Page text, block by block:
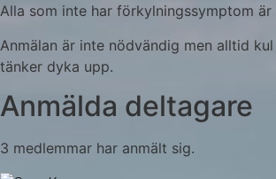
Alla som inte har förkylningssymptom är
Anmälan är inte nödvändig men alltid
tänker dyka upp.
Anmälda deltagare
3 medlemmar har anmält sig.